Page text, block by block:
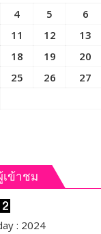
4 5 6
11 12 13
18 19 20
25 26 27
ข้าชม
: 2024